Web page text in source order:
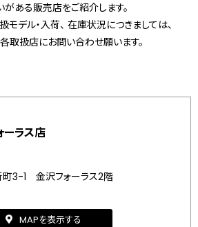
がある販売店をご紹介します。
デル・入荷、 在庫状況につきましては、
取扱店にお問い合わせ願います。
ラス店
3-1 金沢フォーラス2階
MAPを表示する